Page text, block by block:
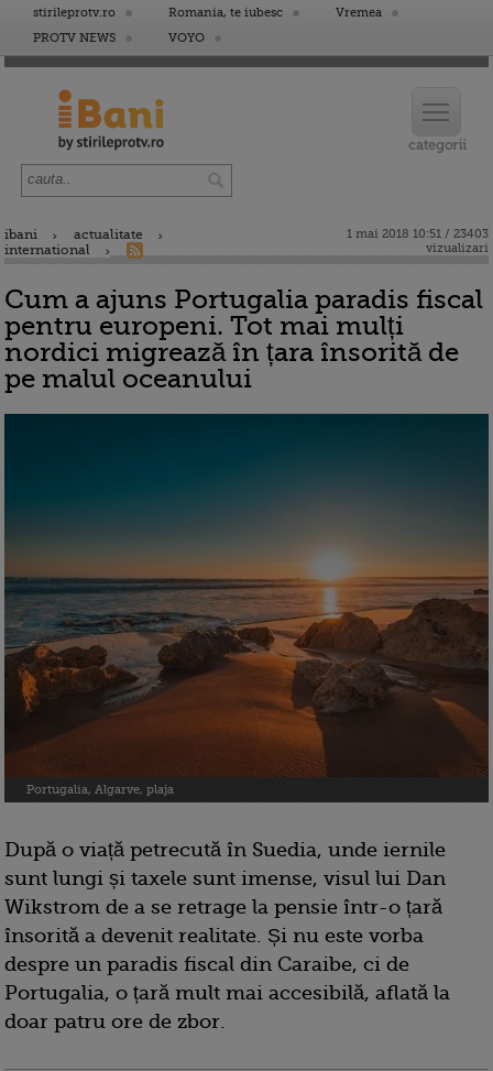
stirileprotv.ro Romania, te iubesc
Vremea
PROTV NEWS
VOYO
ibani
actualitate
international
1 mai 2018 10:51 / 23403
vizualizari
Cum a ajuns Portugalia paradis fiscal
pentru europeni. Tot mai mulți
nordici migrează în țara însorită de
pe malul oceanului
Portugalia, Algarve, plaja
După o viață petrecută în Suedia, unde iernile
sunt lungi și taxele sunt imense, visul lui Dan
Wikstrom de a se retrage la pensie într-o țară
însorită a devenit realitate. Și nu este vorba
despre un paradis fiscal din Caraibe, ci de
Portugalia, o țară mult mai accesibilă, aflată la
doar patru ore de zbor.